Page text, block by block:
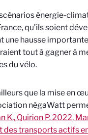
énergie-
qu’ils soient
hausse
tout à gagner à
du vélo.
que la mise en
négaWatt
K., Quirion P. 2022,
transports actifs